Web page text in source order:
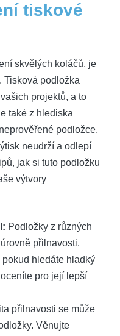
tiskové
skvělých koláčů, je
Tisková podložka
projektů, a to
také z hlediska
podložce,
neudrží a odlepí
jak si tuto podložku
výtvory
Podložky z různých
přilnavosti.
hledáte hladký
pro její lepší
přilnavosti se může
Věnujte